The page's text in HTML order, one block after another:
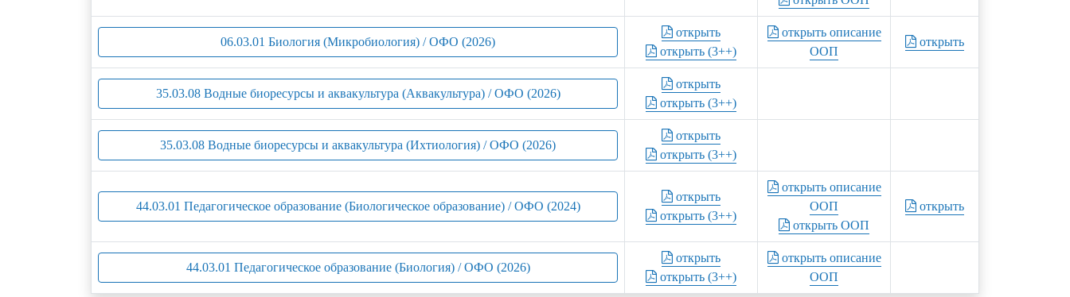
06.03.01 Биология (Микробиология) / ОФО (2026)
открыть
открыть (3++)
открыть описание
ООП
открыть
35.03.08 Водные биоресурсы и аквакультура (Аквакультура) / ОФО (2026)
открыть
открыть (3++)
35.03.08 Водные биоресурсы и аквакультура (Ихтиология) / ОФО (2026)
открыть
открыть (3++)
44.03.01 Педагогическое образование (Биологическое образование) / ОФО (2024)
открыть
открыть (3++)
открыть описание
ООП
открыть ООП
открыть
44.03.01 Педагогическое образование (Биология) / ОФО (2026)
открыть
открыть (3++)
открыть описание
ООП